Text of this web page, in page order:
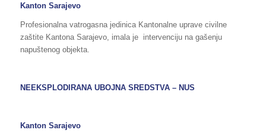
Kanton Sarajevo
Profesionalna vatrogasna jedinica Kantonalne uprave civilne
zaštite Kantona Sarajevo, imala je intervenciju na gašenju
napuštenog objekta.
NEEKSPLODIRANA UBOJNA SREDSTVA – NUS
Kanton Sarajevo